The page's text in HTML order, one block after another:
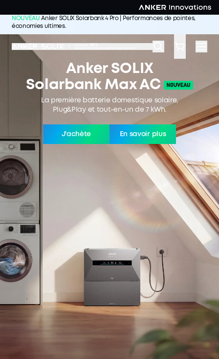
NOUVEAU Anker SOLIX Solarbank 4 Pro | Performances de pointes,
économies ultimes.
J'achète >>
Anker SOLIX
Solarbank Max AC
La première batterie domestique solaire,
Plug&Play et tout-en-un de 7 kWh.
J'achète En savoir plus